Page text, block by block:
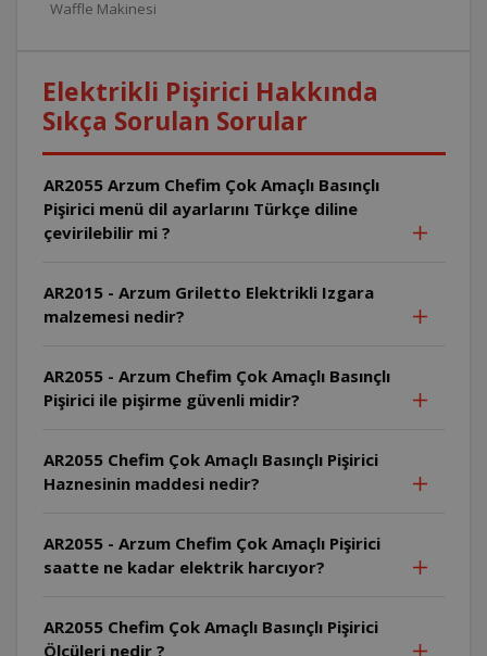
Waffle Makinesi
Elektrikli Pişirici Hakkında
Sıkça Sorulan Sorular
AR2055 Arzum Chefim Çok Amaçlı Basınçlı
Pişirici menü dil ayarlarını Türkçe diline
çevirilebilir mi ?
AR2015 - Arzum Griletto Elektrikli Izgara
malzemesi nedir?
AR2055 - Arzum Chefim Çok Amaçlı Basınçlı
Pişirici ile pişirme güvenli midir?
AR2055 Chefim Çok Amaçlı Basınçlı Pişirici
Haznesinin maddesi nedir?
AR2055 - Arzum Chefim Çok Amaçlı Pişirici
saatte ne kadar elektrik harcıyor?
AR2055 Chefim Çok Amaçlı Basınçlı Pişirici
Ölçüleri nedir ?